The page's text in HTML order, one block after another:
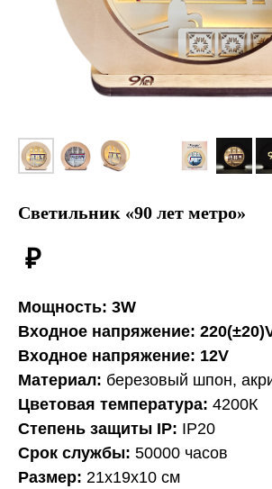
Светильник «90 лет метро»
₽
Мощность: 3W
Входное напряжение:
Входное напряжение: 12V
Материал: березовый шпон,
Цветовая температура: 4200К
Степень защиты IP: IP20
Срок службы: 50000 часов
Размер: 21х19х10 см